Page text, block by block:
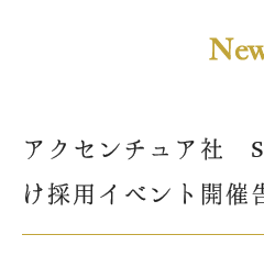
アクセンチュア社
け採用イベント開催